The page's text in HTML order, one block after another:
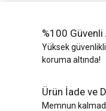
%100 Güvenli
Yüksek
koruma altında!
Ürün İade ve
Memnun